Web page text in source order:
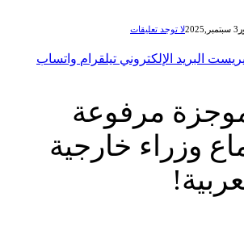
3 سبتمبر,2025 لا توجد تعليقات
البريد الإلكتروني تيلقرام واتساب
مرفوعة
وزراء خارجية